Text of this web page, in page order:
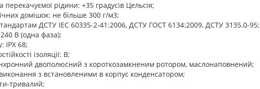
перекачуємої рідини: +35 градусів Цельсія;
домішок: не більше 300 г/м3;
ДСТУ ІЕС 60335-2-41:2006, ДСТУ ГОСТ 6134:2009, ДСТУ 3135.0-95;
В (одна фаза);
ІРХ 68;
ізоляції: В;
двополюсний з короткозамкненим ротором, маслонаповнений;
з встановленими в корпус конденсатором;
тривалий;